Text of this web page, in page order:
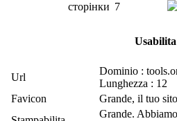
сторінки 7
Usabilita
Url
Dominio :
Lunghezza : 12
Favicon
Grande, il tuo
Grande.